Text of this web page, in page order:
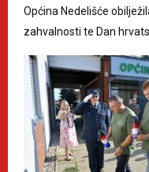
Općina Nedelišće
zahvalnosti te Dan